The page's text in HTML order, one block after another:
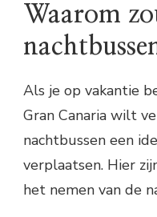
Waarom
Als je op vakantie
Gran Canaria wilt
nachtbussen een
verplaatsen. Hier
het nemen van de